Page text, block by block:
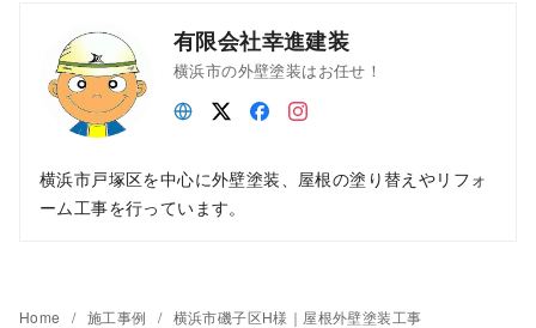
有限会社幸進建装
横浜市の外壁塗装はお任せ！
横浜市戸塚区を中心に外壁塗装、屋根の塗り替えやリフォ
ーム工事を行っています。
Home 施工事例 横浜市磯子区H様｜屋根外壁塗装工事